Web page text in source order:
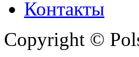
Контакты
Copyright ©